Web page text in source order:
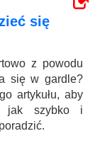
się
z powodu
się w gardle?
artykułu, aby
jak szybko i